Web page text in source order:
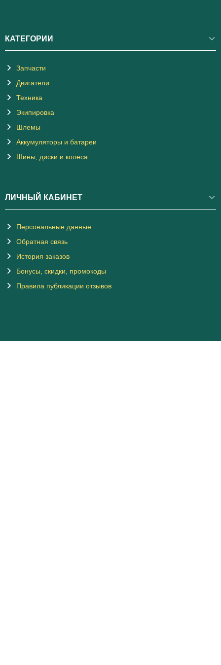
КАТЕГОРИИ
Запчасти
Двигатели
Техника
Экипировка
Шлемы
Аккумуляторы и батареи
Шины, диски и колеса
ЛИЧНЫЙ КАБИНЕТ
Персональные данные
Обратная связь
История заказов
Бонусы, скидки, промокоды
Правила публикации отзывов